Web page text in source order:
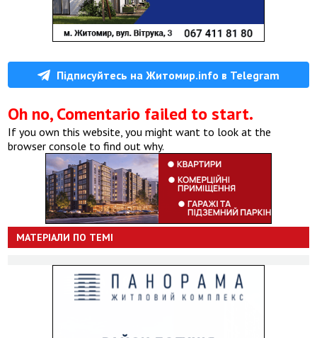
Підписуйтесь на Житомир.info в Telegram
Oh no, Comentario failed to start.
If you own this website, you might want to look at the
browser console to find out why.
МАТЕРІАЛИ ПО ТЕМІ